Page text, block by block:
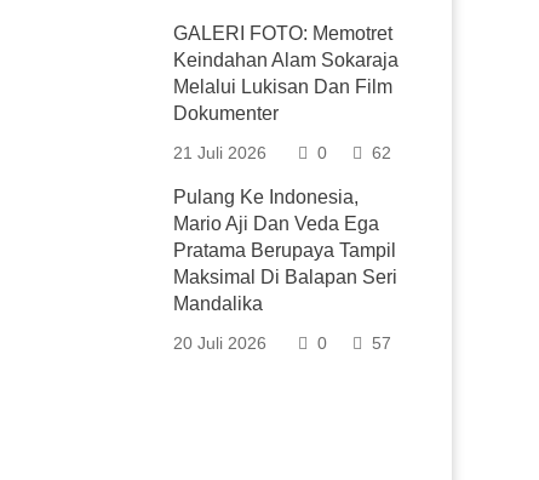
GALERI FOTO: Memotret
Keindahan Alam Sokaraja
Melalui Lukisan Dan Film
Dokumenter
21 Juli 2026 0 62
Pulang Ke Indonesia,
Mario Aji Dan Veda Ega
Pratama Berupaya Tampil
Maksimal Di Balapan Seri
Mandalika
20 Juli 2026 0 57